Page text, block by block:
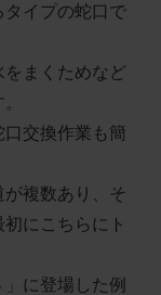
タイプの蛇口で
をまくためなど
口交換作業も簡
複数あり、そ
初にこちらにト
に登場した例